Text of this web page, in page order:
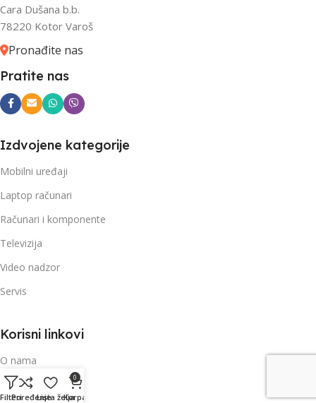
Cara Dušana b.b.
78220 Kotor Varoš
Pronađite nas
Pratite nas
Izdvojene kategorije
Mobilni uređaji
Laptop računari
Računari i komponente
Televizija
Video nadzor
Servis
Korisni linkovi
O nama
Kontakt i podrška
FilteriPoređenjeLista želja
0
Korpa